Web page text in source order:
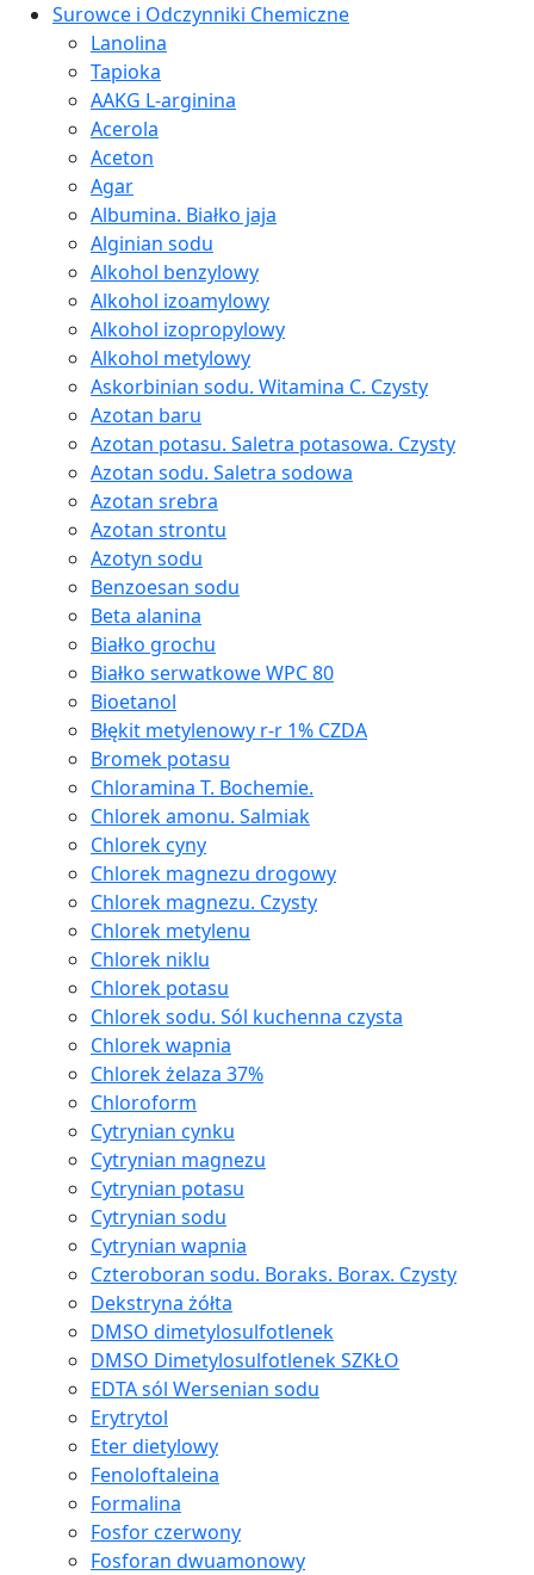
Surowce i Odczynniki Chemiczne
Lanolina
Tapioka
AAKG L-arginina
Acerola
Aceton
Agar
Albumina. Białko jaja
Alginian sodu
Alkohol benzylowy
Alkohol izoamylowy
Alkohol izopropylowy
Alkohol metylowy
Askorbinian sodu. Witamina C. Czysty
Azotan baru
Azotan potasu. Saletra potasowa. Czysty
Azotan sodu. Saletra sodowa
Azotan srebra
Azotan strontu
Azotyn sodu
Benzoesan sodu
Beta alanina
Białko grochu
Białko serwatkowe WPC 80
Bioetanol
Błękit metylenowy r-r 1% CZDA
Bromek potasu
Chloramina T. Bochemie.
Chlorek amonu. Salmiak
Chlorek cyny
Chlorek magnezu drogowy
Chlorek magnezu. Czysty
Chlorek metylenu
Chlorek niklu
Chlorek potasu
Chlorek sodu. Sól kuchenna czysta
Chlorek wapnia
Chlorek żelaza 37%
Chloroform
Cytrynian cynku
Cytrynian magnezu
Cytrynian potasu
Cytrynian sodu
Cytrynian wapnia
Czteroboran sodu. Boraks. Borax. Czysty
Dekstryna żółta
DMSO dimetylosulfotlenek
DMSO Dimetylosulfotlenek SZKŁO
EDTA sól Wersenian sodu
Erytrytol
Eter dietylowy
Fenoloftaleina
Formalina
Fosfor czerwony
Fosforan dwuamonowy